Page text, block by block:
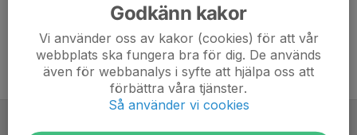
Inget referat skrivet
Godkänn kakor
Vi använder oss av kakor (cookies) för att vår
webbplats ska fungera bra för dig. De används
även för webbanalys i syfte att hjälpa oss att
förbättra våra tjänster.
Så använder vi cookies